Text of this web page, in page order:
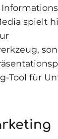
spielt
Tool für